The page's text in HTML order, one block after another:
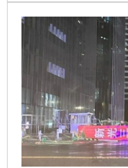
至8日清晨最為顯著。